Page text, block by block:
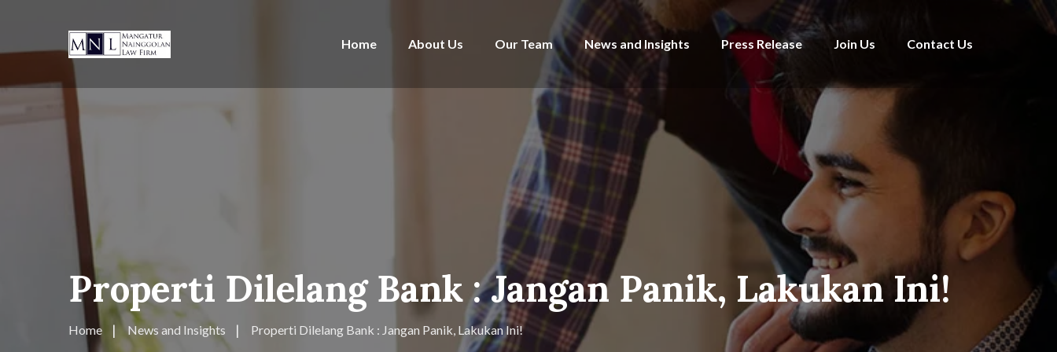
Home About Us Our Team News and Insights Press Release Join Us Contact Us
Properti Dilelang Bank : Jangan Panik, Lakukan Ini!
Home News and Insights Properti Dilelang Bank : Jangan Panik, Lakukan Ini!